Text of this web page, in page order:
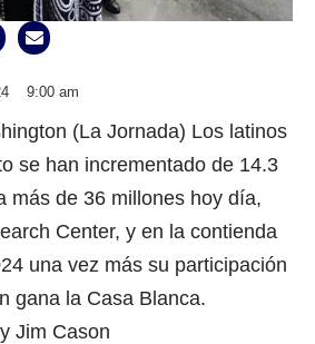
9:00 am
(La Jornada) Los latinos
se han incrementado de 14.3
más de 36 millones hoy día,
Center, y en la contienda
una vez más su participación
gana la Casa Blanca.
Jim Cason